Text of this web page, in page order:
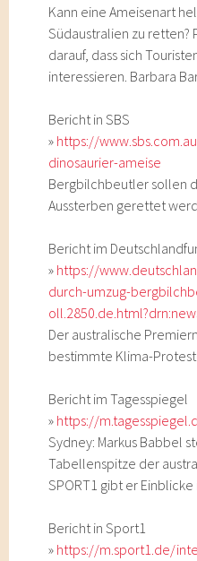
Kann eine Ameisenart
Südaustralien zu retten?
darauf, dass sich
interessieren. Barbara
Bericht in SBS
» https://
dinosaurier-ameise
Bergbilchbeutler sollen
Aussterben gerettet
Bericht im
» https://
durch-umzug-
Der australische
bestimmte Klima-
Bericht im Tagesspiegel
» https://
Sydney: Markus Babbel
Tabellenspitze der
SPORT1 gibt er
Bericht in Sport1
» https://m.sport1.de/